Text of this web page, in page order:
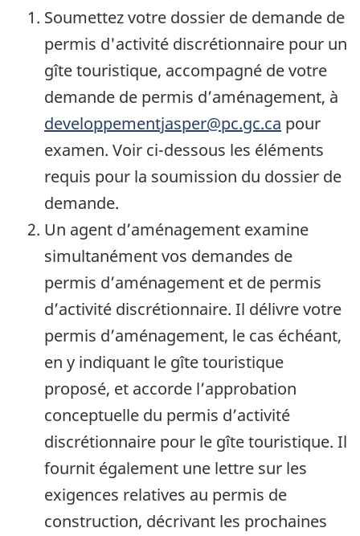
Soumettez votre dossier de demande de
permis d'activité discrétionnaire pour un
gîte touristique, accompagné de votre
demande de permis d’aménagement, à
developpementjasper@pc.gc.ca pour
examen. Voir ci-dessous les éléments
requis pour la soumission du dossier de
demande.
Un agent d’aménagement examine
simultanément vos demandes de
permis d’aménagement et de permis
d’activité discrétionnaire. Il délivre votre
permis d’aménagement, le cas échéant,
en y indiquant le gîte touristique
proposé, et accorde l’approbation
conceptuelle du permis d’activité
discrétionnaire pour le gîte touristique. Il
fournit également une lettre sur les
exigences relatives au permis de
construction, décrivant les prochaines